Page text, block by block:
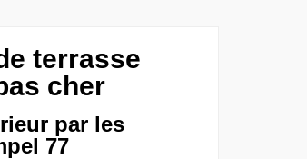
terrasse
cher
par les
77